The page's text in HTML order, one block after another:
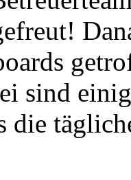
sind
die